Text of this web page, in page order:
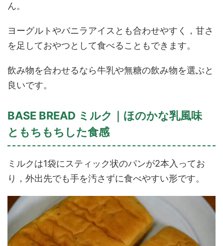
ん。
ヨーグルトやバニラアイスとも合わせやすく，甘さ
を足しておやつとして食べることもできます。
飲み物を合わせるなら牛乳や無糖の飲み物を選ぶと
良いです。
BASE BREAD ミルク｜ほのかな乳風味
ともちもちした食感
ミルクは1袋にスティック状のパンが2本入ってお
り，外出先でも手を汚さずに食べやすい形です。